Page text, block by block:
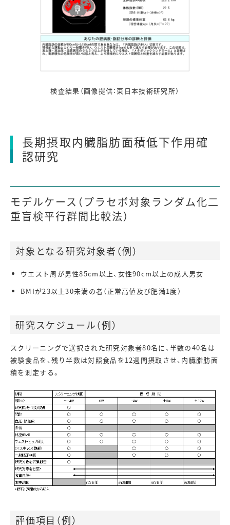
検査結果（画像提供：東日本技術研究所）
長期摂取内臓脂肪面積低下作用確
認研究
モデルケース（プラセボ対象ランダム化二
重盲検平行群間比較法）
対象となる研究対象者（例）
ウエスト周が男性85cm以上、女性90cm以上の成人男女
BMIが23以上30未満の者（正常高値及び肥満1度）
研究スケジュール（例）
スクリーニングで選択された研究対象者80名に、半数の40名は
被験食品を、残り半数は対照食品を12週間摂取させ、内臓脂肪面
積を測定する。
評価項目（例）